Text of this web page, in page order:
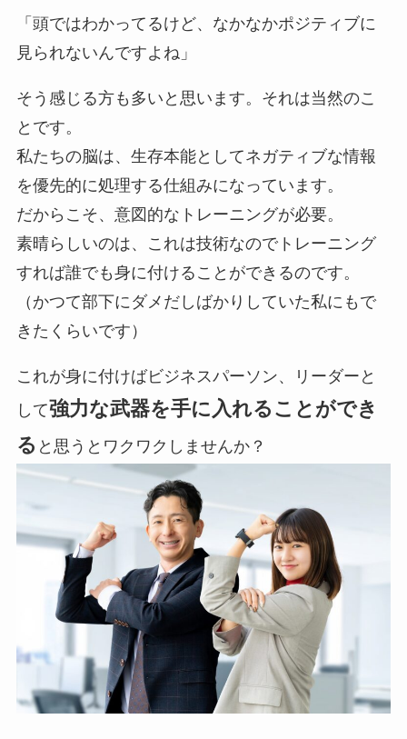
「頭ではわかってるけど、なかなかポジティブに
見られないんですよね」
そう感じる方も多いと思います。それは当然のこ
とです。
私たちの脳は、生存本能としてネガティブな情報
を優先的に処理する仕組みになっています。
だからこそ、意図的なトレーニングが必要。
素晴らしいのは、これは技術なのでトレーニング
すれば誰でも身に付けることができるのです。
（かつて部下にダメだしばかりしていた私にもで
きたくらいです）
これが身に付けばビジネスパーソン、リーダーと
して強力な武器を手に入れることができ
る と思うとワクワクしませんか？